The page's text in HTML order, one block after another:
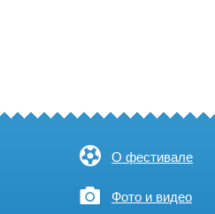
О фестивале
Фото и видео